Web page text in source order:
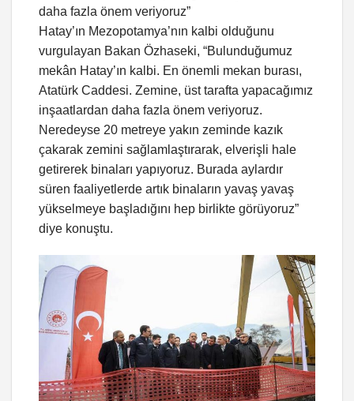
daha fazla önem veriyoruz”
Hatay’ın Mezopotamya’nın kalbi olduğunu
vurgulayan Bakan Özhaseki, “Bulunduğumuz
mekân Hatay’ın kalbi. En önemli mekan burası,
Atatürk Caddesi. Zemine, üst tarafta yapacağımız
inşaatlardan daha fazla önem veriyoruz.
Neredeyse 20 metreye yakın zeminde kazık
çakarak zemini sağlamlaştırarak, elverişli hale
getirerek binaları yapıyoruz. Burada aylardır
süren faaliyetlerde artık binaların yavaş yavaş
yükselmeye başladığını hep birlikte görüyoruz”
diye konuştu.